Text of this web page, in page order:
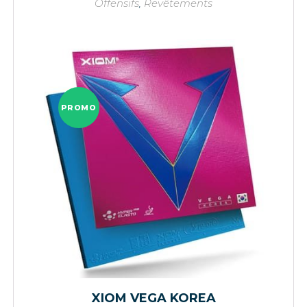
Offensifs, Revêtements
PROMO
XIOM VEGA KOREA